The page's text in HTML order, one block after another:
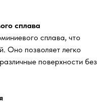
сплава
сплава, что
Оно позволяет легко
поверхности без